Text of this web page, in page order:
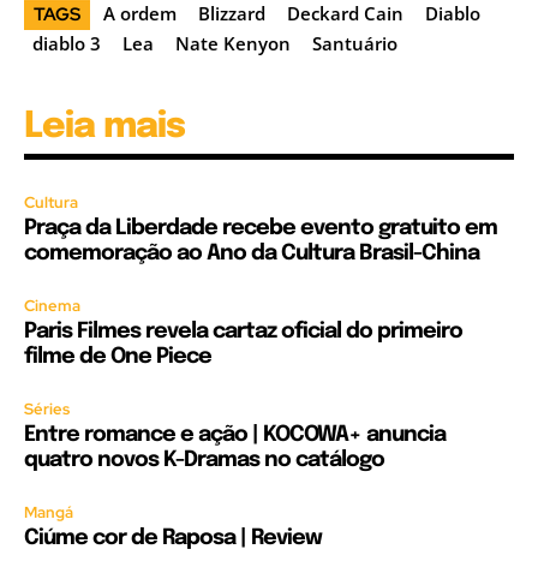
TAGS A ordem Blizzard Deckard Cain
Diablo
diablo 3
Lea Nate Kenyon Santuário
Leia mais
Cultura
Praça da Liberdade recebe evento gratuito em
comemoração ao Ano da Cultura Brasil-China
Cinema
Paris Filmes revela cartaz oficial do primeiro
filme de One Piece
Séries
Entre romance e ação | KOCOWA+ anuncia
quatro novos K-Dramas no catálogo
Mangá
Ciúme cor de Raposa | Review